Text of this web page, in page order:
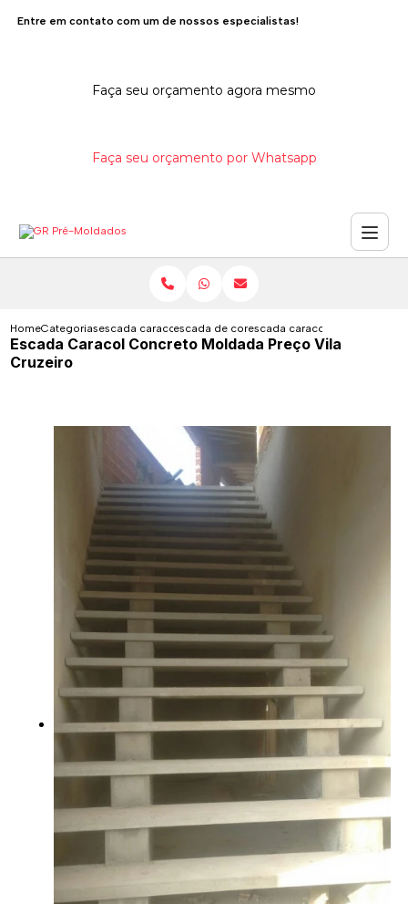
Entre em contato com um de nossos especialistas!
Faça seu orçamento agora mesmo
Faça seu orçamento por Whatsapp
HomeCategoriasescada caracol de concretoescada de concreto caracol
escada caracol concreto
Escada Caracol Concreto Moldada Preço Vila
Cruzeiro